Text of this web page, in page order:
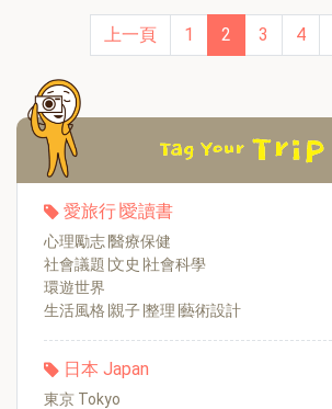
上一頁 1 2 3 4
愛旅行∣愛讀書
心理勵志∣醫療保健
社會議題∣文史∣社會科學
環遊世界
生活風格∣親子∣整理∣藝術設計
日本 Japan
東京 Tokyo